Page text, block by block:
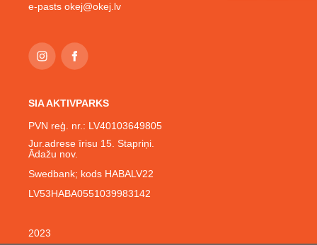
e-pasts okej@okej.lv
SIA AKTIVPARKS
PVN reģ. nr.: LV40103649805
Jur.adrese īrisu 15. Stapriņi.
Ādažu nov.
Swedbank; kods HABALV22
LV53HABA0551039983142
2023